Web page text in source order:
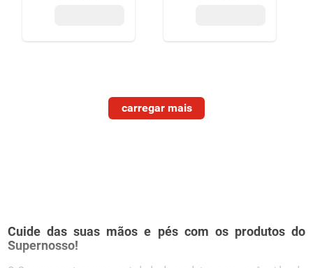
Cuide das suas mãos e pés com os produtos do
Supernosso!